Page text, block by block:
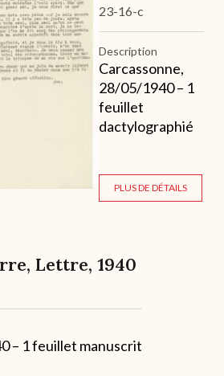
23-16-c
Description
Carcassonne,
28/05/1940 – 1
feuillet
dactylographié
PLUS DE DÉTAILS
Lettre, 1940
– 1 feuillet manuscrit